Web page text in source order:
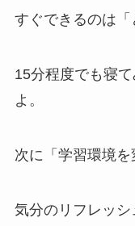
すぐできるのは「
15分程度でも寝
よ。
次に「学習環境を
気分のリフレッ